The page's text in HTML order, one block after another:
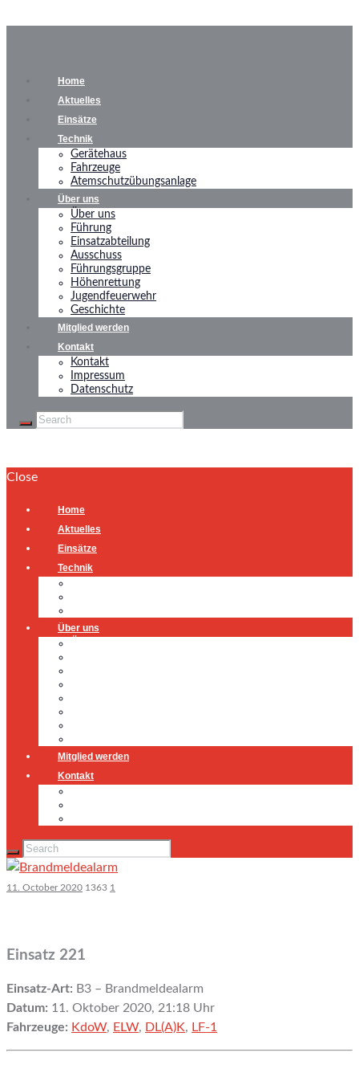
Home
Aktuelles
Einsätze
Technik
Gerätehaus
Fahrzeuge
Atemschutzübungsanlage
Über uns
Über uns
Führung
Einsatzabteilung
Ausschuss
Führungsgruppe
Höhenrettung
Jugendfeuerwehr
Geschichte
Mitglied werden
Kontakt
Kontakt
Impressum
Datenschutz
Close
Home
Aktuelles
Einsätze
Technik
Über uns
Mitglied werden
Kontakt
11. October 2020 1363 1
Einsatz 221
Einsatz-Art: B3 – Brandmeldealarm
Datum: 11. Oktober 2020, 21:18 Uhr
Fahrzeuge: KdoW, ELW, DL(A)K, LF-1